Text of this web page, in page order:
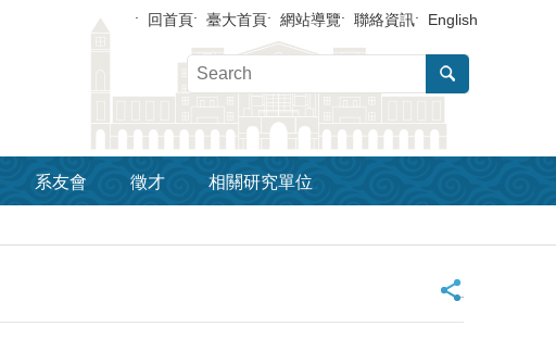
回首頁 臺大首頁 網站導覽 聯絡資訊 English
系友會 徵才 相關研究單位
_